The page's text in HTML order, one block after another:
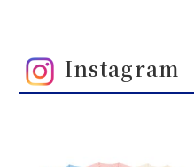
Instagram